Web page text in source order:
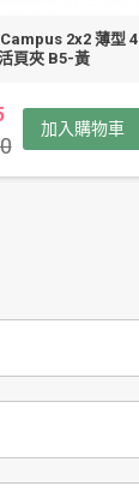
Campus 2x2 薄型 4
頁夾 B5-黃
加入購物車